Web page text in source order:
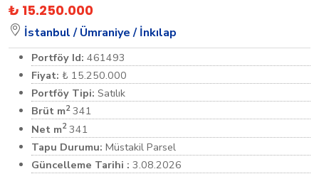
₺ 15.250.000
İstanbul / Ümraniye / İnkılap
Portföy Id: 461493
Fiyat: ₺ 15.250.000
Portföy Tipi: Satılık
Brüt m2341
Net m2341
Tapu Durumu: Müstakil Parsel
Güncelleme Tarihi : 3.08.2026